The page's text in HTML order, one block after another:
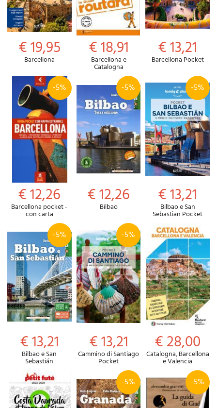
€ 19,95
Barcellona
€ 18,91
Barcellona e
Catalogna
€ 13,21
Barcellona Pocket
-5%
€ 12,26
Barcellona pocket -
con carta
-5%
€ 12,26
Bilbao
-5%
€ 13,21
Bilbao e San
Sebastian Pocket
-5%
€ 13,21
Bilbao e San
Sebastián
-5%
€ 13,21
Cammino di Santiago
Pocket
€ 28,00
Catalogna, Barcellona
e Valencia
-5% -5%